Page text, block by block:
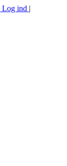
Log ind |